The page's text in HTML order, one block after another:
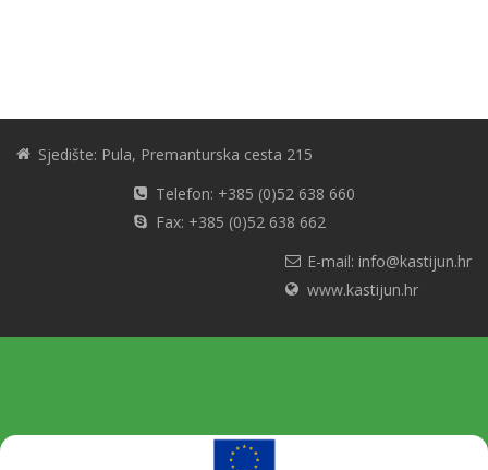
Sjedište: Pula, Premanturska cesta 215
Telefon: +385 (0)52 638 660
Fax: +385 (0)52 638 662
E-mail: info@kastijun.hr
www.kastijun.hr